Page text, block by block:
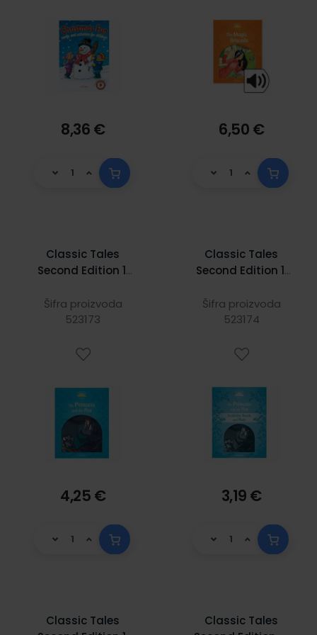
8,36 € 6,50 €
Classic Tales
Second Edition 1:
the Pea
Šifra proizvoda
523173
4,25 €
Classic Tales
Second Edition 1:
the Pea Activity
Book and Play
Šifra proizvoda
523174
3,19 €
Classic Tales
Classic Tales